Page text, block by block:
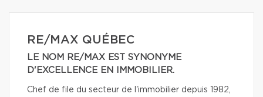
RE/MAX QUÉBEC
LE NOM RE/MAX EST SYNONYME
D'EXCELLENCE EN IMMOBILIER.
Chef de file du secteur de l'immobilier depuis 1982,